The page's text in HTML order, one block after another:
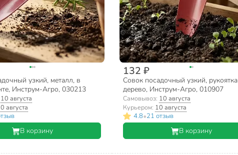
узкий, металл, в
Инструм-Агро, 030213
10 августа
августа
В корзину
132 ₽
Совок посадочный узкий, рукоятка
дерево, Инструм-Агро, 010907
Самовывоз: 10 августа
Курьером: 10 августа
4.8•21 отзыв
В корзину